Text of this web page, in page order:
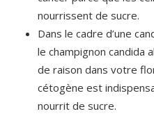
nourrissent de sucre.
Dans le cadre d’une
le champignon candida
de raison dans votre
cétogène est
nourrit de sucre.